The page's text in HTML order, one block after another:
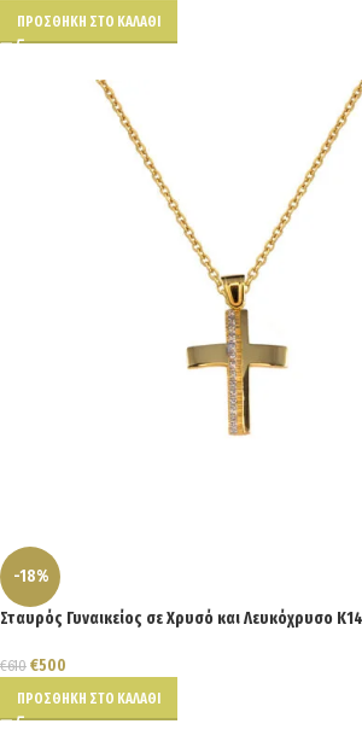
ΠΡΟΣΘΉΚΗ ΣΤΟ ΚΑΛΆΘΙ
-18%
Σταυρός Γυναικείος σε Χρυσό και Λευκόχρυσο Κ14
€610 €500
ΠΡΟΣΘΉΚΗ ΣΤΟ ΚΑΛΆΘΙ